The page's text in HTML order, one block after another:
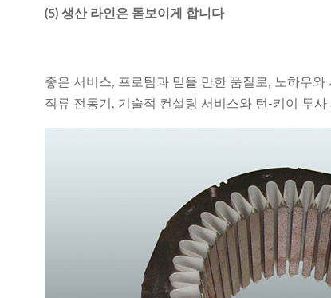
(5) 생산 라인은 돋보이게 합니다
좋은 서비스, 프로팀과 믿을 만한 품질로, 노하우
직류 전동기, 기술적 컨설팅 서비스와 턴-키이 투